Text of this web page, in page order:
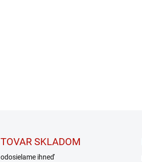
TOVAR SKLADOM
odosielame ihneď